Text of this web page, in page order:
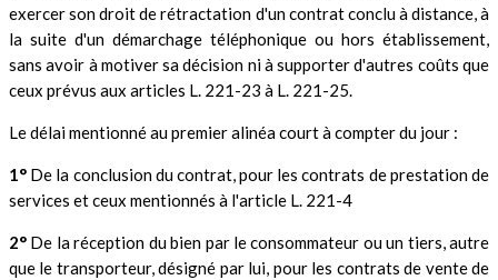
exercer son droit de rétractation d'un contrat conclu à distance, à
la suite d'un démarchage téléphonique ou hors établissement,
sans avoir à motiver sa décision ni à supporter d'autres coûts que
ceux prévus aux articles L. 221-23 à L. 221-25.
Le délai mentionné au premier alinéa court à compter du jour :
1° De la conclusion du contrat, pour les contrats de prestation de
services et ceux mentionnés à l'article L. 221-4
2° De la réception du bien par le consommateur ou un tiers, autre
que le transporteur, désigné par lui, pour les contrats de vente de